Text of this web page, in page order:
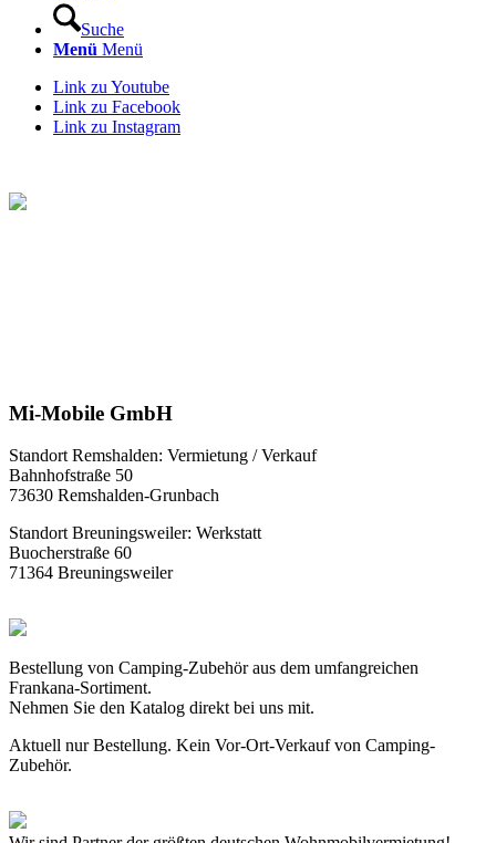
Suche
Menü Menü
Link zu Youtube
Link zu Facebook
Link zu Instagram
Mi-Mobile GmbH
Standort Remshalden: Vermietung / Verkauf
Bahnhofstraße 50
73630 Remshalden-Grunbach
Standort Breuningsweiler: Werkstatt
Buocherstraße 60
71364 Breuningsweiler
Bestellung von Camping-Zubehör aus dem umfangreichen
Frankana-Sortiment.
Nehmen Sie den Katalog direkt bei uns mit.
Aktuell nur Bestellung. Kein Vor-Ort-Verkauf von Camping-
Zubehör.